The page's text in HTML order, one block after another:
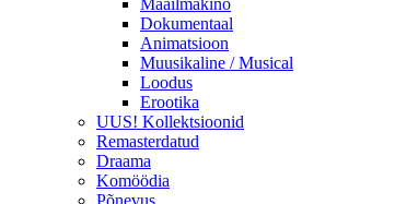
Maailmakino
Dokumentaal
Animatsioon
Muusikaline / Musical
Loodus
Erootika
UUS! Kollektsioonid
Remasterdatud
Draama
Komöödia